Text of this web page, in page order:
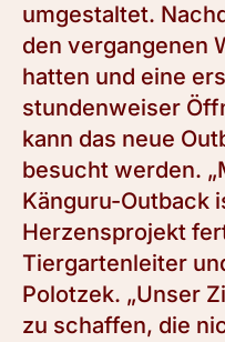
umgestaltet.
den vergangenen
hatten und eine
stundenweiser
kann das neue
besucht werden.
Känguru-Outback
Herzensprojekt
Tiergartenleiter
Polotzek. „Unser
zu schaffen, die